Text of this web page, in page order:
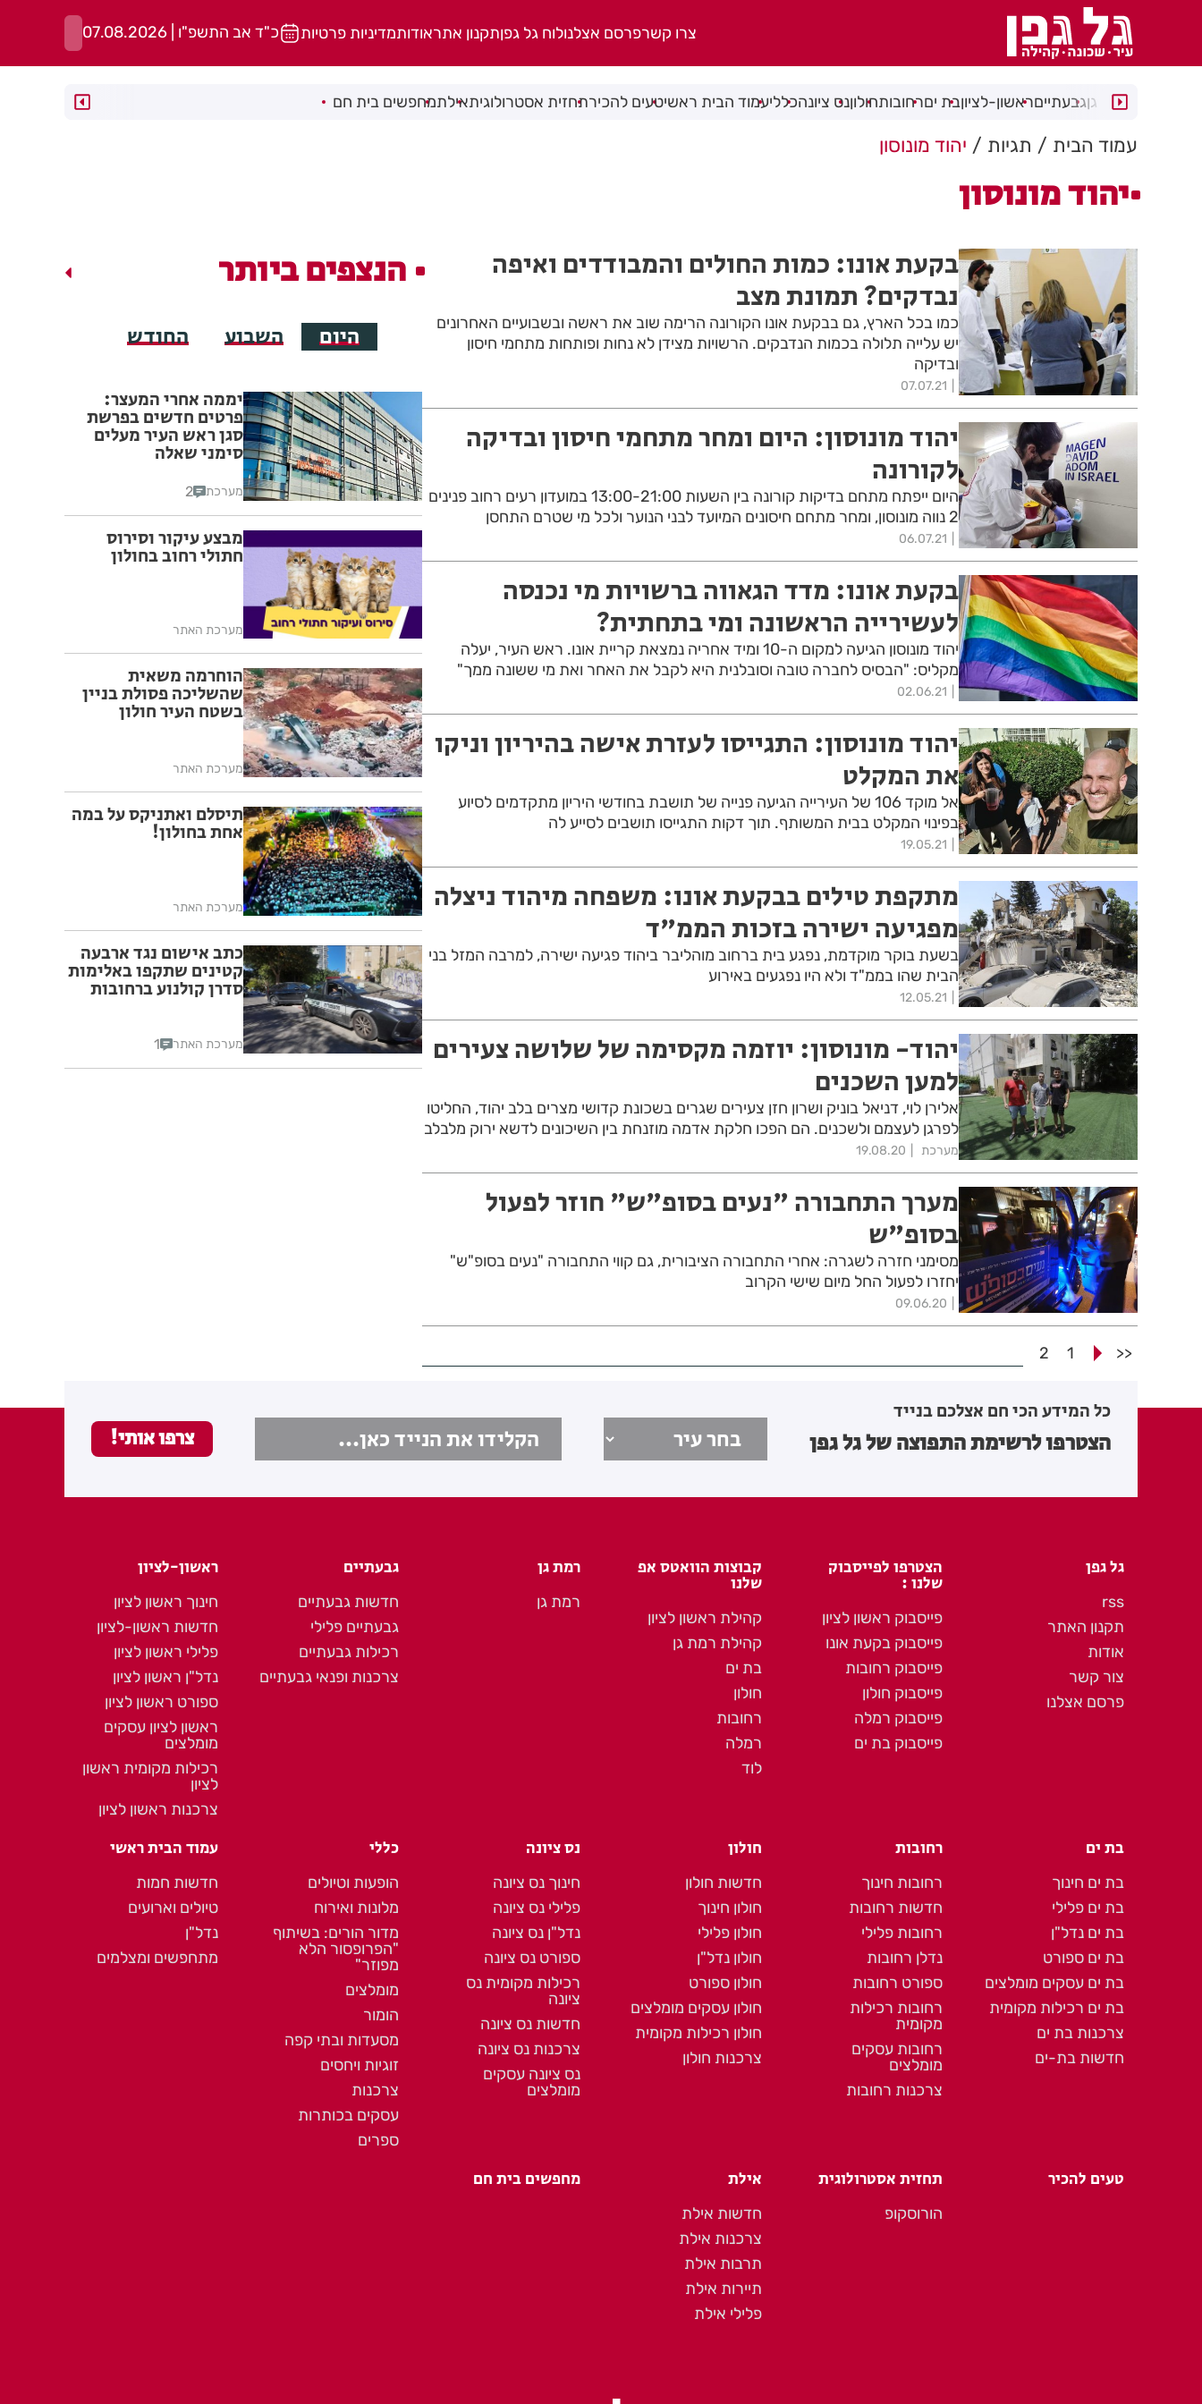
צרו קשרפרסם אצלנולוח גל גפןתקנון אתראודותמדיניות פרטיות כ"ד אב התשפ"ו | 07.08.2026
רמת גןגבעתייםראשון-לציוןבת יםרחובותחולוןנס ציונהכלליעמוד הבית ראשיטעים להכירתחזית אסטרולוגיתאילתמחפשים בית חם
עמוד הבית תגיות יהוד מונוסון
יהוד מונוסון
בקעת אונו: כמות החולים והמבודדים ואיפה
נבדקים? תמונת מצב
כמו בכל הארץ, גם בבקעת אונו הקורונה הרימה שוב את ראשה ובשבועיים האחרונים
יש עלייה תלולה בכמות הנדבקים. הרשויות מצידן לא נחות ופותחות מתחמי חיסון
ובדיקה
07.07.21
יהוד מונוסון: היום ומחר מתחמי חיסון ובדיקה
לקורונה
היום ייפתח מתחם בדיקות קורונה בין השעות 13:00-21:00 במועדון רעים רחוב פנינים
2 נווה מונוסון, ומחר מתחם חיסונים המיועד לבני הנוער ולכל מי שטרם התחסן
06.07.21
בקעת אונו: מדד הגאווה ברשויות מי נכנסה
לעשירייה הראשונה ומי בתחתית?
יהוד מונוסון הגיעה למקום ה-10 ומיד אחריה נמצאת קריית אונו. ראש העיר, יעלה
מקליס: "הבסיס לחברה טובה וסובלנית היא לקבל את האחר ואת מי ששונה ממך"
02.06.21
יהוד מונוסון: התגייסו לעזרת אישה בהיריון וניקו
את המקלט
אל מוקד 106 של העירייה הגיעה פנייה של תושבת בחודשי היריון מתקדמים לסיוע
בפינוי המקלט בבית המשותף. תוך דקות התגייסו תושבים לסייע לה
19.05.21
מתקפת טילים בבקעת אונו: משפחה מיהוד ניצלה
מפגיעה ישירה בזכות הממ"ד
בשעת בוקר מוקדמת, נפגע בית ברחוב מוהליבר ביהוד פגיעה ישירה, למרבה המזל בני
הבית שהו בממ"ד ולא היו נפגעים באירוע
12.05.21
יהוד- מונוסון: יוזמה מקסימה של שלושה צעירים
למען השכנים
אלירן לוי, דניאל בוניק ושרון חזן צעירים שגרים בשכונת קדושי מצרים בלב יהוד, החליטו
לפרגן לעצמם ולשכנים. הם הפכו חלקת אדמה מוזנחת בין השיכונים לדשא ירוק מלבלב
מערכת 19.08.20
מערך התחבורה "נעים בסופ"ש" חוזר לפעול
בסופ"ש
מסימני חזרה לשגרה: אחרי התחבורה הציבורית, גם קווי התחבורה "נעים בסופ"ש"
יחזרו לפעול החל מיום שישי הקרוב
09.06.20
<<
1
2
הנצפים ביותר
היום השבוע החודש
יממה אחרי המעצר:
פרטים חדשים בפרשת
סגן ראש העיר מעלים
סימני שאלה
מערכת 2
מבצע עיקור וסירוס
חתולי רחוב בחולון
מערכת האתר
הוחרמה משאית
שהשליכה פסולת בניין
בשטח העיר חולון
מערכת האתר
תיסלם ואתניקס על במה
אחת בחולון!
מערכת האתר
כתב אישום נגד ארבעה
קטינים שתקפו באלימות
סדרן קולנוע ברחובות
מערכת האתר 1
כל המידע הכי חם אצלכם בנייד
הצטרפו לרשימת התפוצה של גל גפן
גל גפן
rss
תקנון האתר
אודות
צור קשר
פרסם אצלנו
הצטרפו לפייסבוק
שלנו :
פייסבוק ראשון לציון
פייסבוק בקעת אונו
פייסבוק רחובות
פייסבוק חולון
פייסבוק רמלה
פייסבוק בת ים
קבוצות הוואטס אפ
שלנו
קהילת ראשון לציון
קהילת רמת גן
בת ים
חולון
רחובות
רמלה
לוד
רמת גן
רמת גן
גבעתיים
חדשות גבעתיים
גבעתיים פלילי
רכילות גבעתיים
צרכנות ופנאי גבעתיים
ראשון-לציון
חינוך ראשון לציון
חדשות ראשון-לציון
פלילי ראשון לציון
נדל"ן ראשון לציון
ספורט ראשון לציון
ראשון לציון עסקים
מומלצים
רכילות מקומית ראשון
לציון
צרכנות ראשון לציון
בת ים
בת ים חינוך
בת ים פלילי
בת ים נדל"ן
בת ים ספורט
בת ים עסקים מומלצים
בת ים רכילות מקומית
צרכנות בת ים
חדשות בת-ים
רחובות
רחובות חינוך
חדשות רחובות
רחובות פלילי
נדלן רחובות
ספורט רחובות
רחובות רכילות
מקומית
רחובות עסקים
מומלצים
צרכנות רחובות
חולון
חדשות חולון
חולון חינוך
חולון פלילי
חולון נדל"ן
חולון ספורט
חולון עסקים מומלצים
חולון רכילות מקומית
צרכנות חולון
נס ציונה
חינוך נס ציונה
פלילי נס ציונה
נדל"ן נס ציונה
ספורט נס ציונה
רכילות מקומית נס
ציונה
חדשות נס ציונה
צרכנות נס ציונה
נס ציונה עסקים
מומלצים
כללי
הופעות וטיולים
מלונות ואירוח
מדור הורים: בשיתוף
"הפרופסור הלא
מפוזר"
מומלצים
הומור
מסעדות ובתי קפה
זוגיות ויחסים
צרכנות
עסקים בכותרות
ספרים
עמוד הבית ראשי
חדשות חמות
טיולים וארועים
נדל"ן
מתחפשים ומצלמים
טעים להכיר תחזית אסטרולוגית
הורוסקופ
אילת
חדשות אילת
צרכנות אילת
תרבות אילת
תיירות אילת
פלילי אילת
מחפשים בית חם